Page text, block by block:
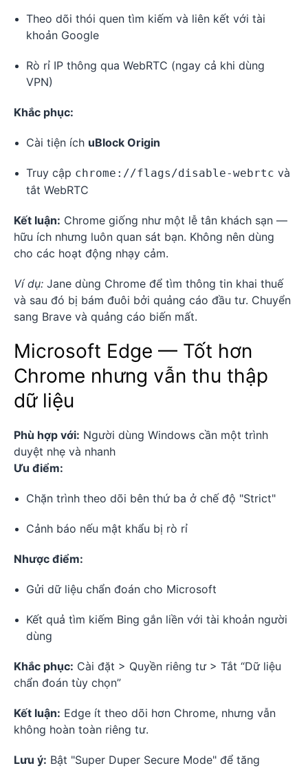
Theo dõi thói quen tìm kiếm và liên kết với tài
khoản Google
Rò rỉ IP thông qua WebRTC (ngay cả khi dùng
VPN)
Khắc phục:
Cài tiện ích uBlock Origin
Truy cập chrome://flags/disable-webrtc và
tắt WebRTC
Kết luận: Chrome giống như một lễ tân khách sạn —
hữu ích nhưng luôn quan sát bạn. Không nên dùng
cho các hoạt động nhạy cảm.
Ví dụ: Jane dùng Chrome để tìm thông tin khai thuế
và sau đó bị bám đuôi bởi quảng cáo đầu tư. Chuyển
sang Brave và quảng cáo biến mất.
Microsoft Edge — Tốt hơn
Chrome nhưng vẫn thu thập
dữ liệu
Phù hợp với: Người dùng Windows cần một trình
duyệt nhẹ và nhanh
Ưu điểm:
Chặn trình theo dõi bên thứ ba ở chế độ "Strict"
Cảnh báo nếu mật khẩu bị rò rỉ
Nhược điểm:
Gửi dữ liệu chẩn đoán cho Microsoft
Kết quả tìm kiếm Bing gắn liền với tài khoản người
dùng
Khắc phục: Cài đặt > Quyền riêng tư > Tắt “Dữ liệu
chẩn đoán tùy chọn”
Kết luận: Edge ít theo dõi hơn Chrome, nhưng vẫn
không hoàn toàn riêng tư.
Lưu ý: Bật "Super Duper Secure Mode" để tăng